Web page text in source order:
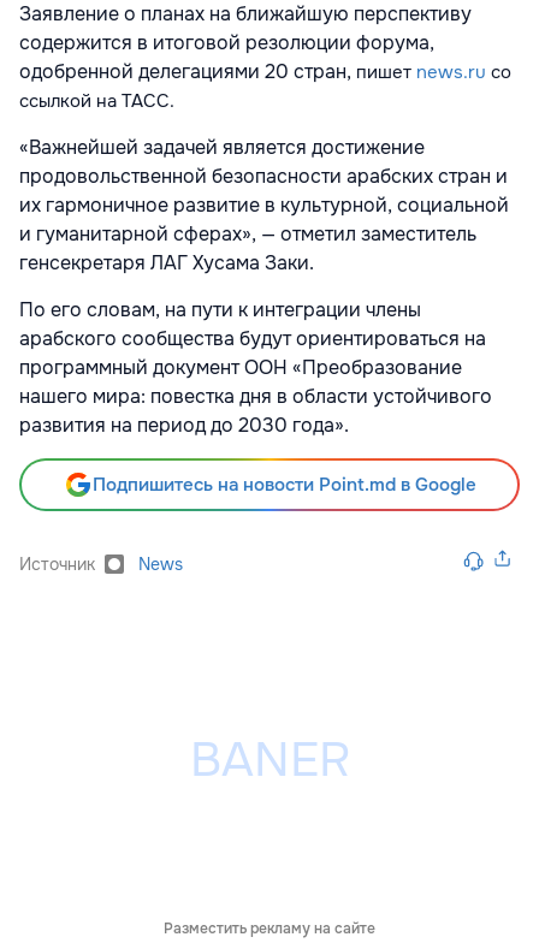
Заявление о планах на ближайшую перспективу
содержится в итоговой резолюции форума,
одобренной делегациями 20 стран, пишет news.ru со
ссылкой на ТАСС.
«Важнейшей задачей является достижение
продовольственной безопасности арабских стран и
их гармоничное развитие в культурной, социальной
и гуманитарной сферах», — отметил заместитель
генсекретаря ЛАГ Хусама Заки.
По его словам, на пути к интеграции члены
арабского сообщества будут ориентироваться на
программный документ ООН «Преобразование
нашего мира: повестка дня в области устойчивого
развития на период до 2030 года».
Подпишитесь на новости Point.md в Google
Источник News
Разместить рекламу на сайте